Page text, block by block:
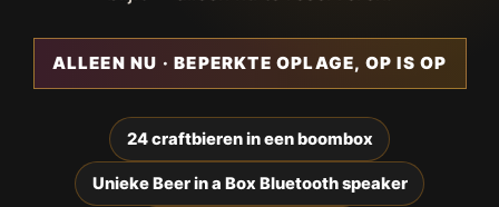
ALLEEN NU · BEPERKTE OPLAGE, OP IS OP
24 craftbieren in een boombox
Unieke Beer in a Box Bluetooth speaker